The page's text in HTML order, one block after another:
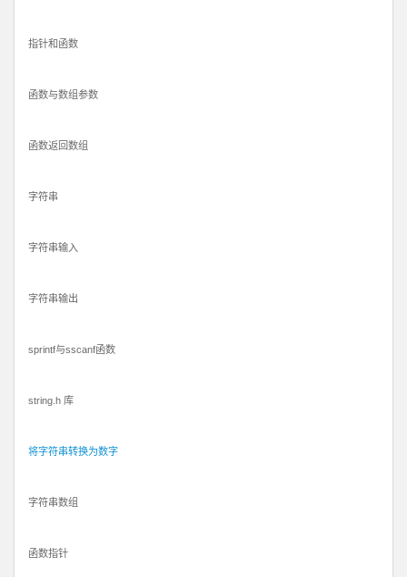
指针和函数
函数与数组参数
函数返回数组
字符串
字符串输入
字符串输出
sprintf与sscanf函数
string.h 库
将字符串转换为数字
字符串数组
函数指针